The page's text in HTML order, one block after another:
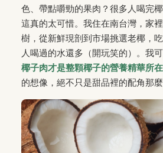
色、帶點嚼勁的果肉？很多人喝完
這真的太可惜。我住在南台灣，家
樹，從新鮮現剖到市場挑選老椰，
人喝過的水還多（開玩笑的）。我
椰子肉才是整顆椰子的營養精華所在
的想像，絕不只是甜品裡的配角那麼